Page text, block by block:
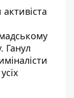
Ганул